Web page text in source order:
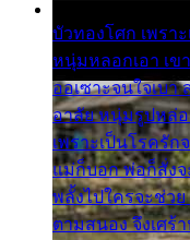
บัวทองโศก เพรา
หนุ่มหลอกเอา เข
ออเซาะจนใจเบา
อาลัย หนุ่มรูปหล่อ
เพราะเป็นโรครัก
แม่ก็บอก พ่อก็สั่งจ
พลั้งไปใครจะช่ว
ตามสนอง จึงเศร้